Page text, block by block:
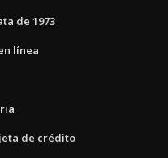
de 1973
línea
de crédito